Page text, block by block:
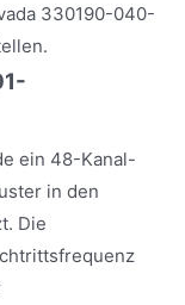
330190-040-
ein 48-Kanal-
in den
Die